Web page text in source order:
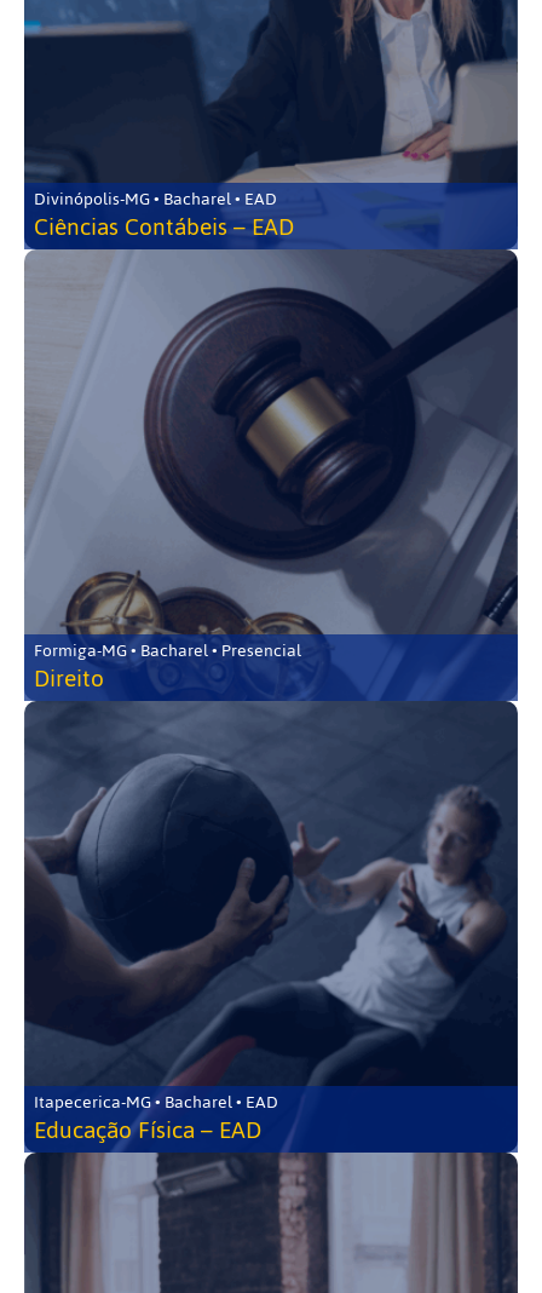
Divinópolis-MG • Bacharel • EAD
Ciências Contábeis – EAD
Formiga-MG • Bacharel • Presencial
Direito
Itapecerica-MG • Bacharel • EAD
Educação Física – EAD